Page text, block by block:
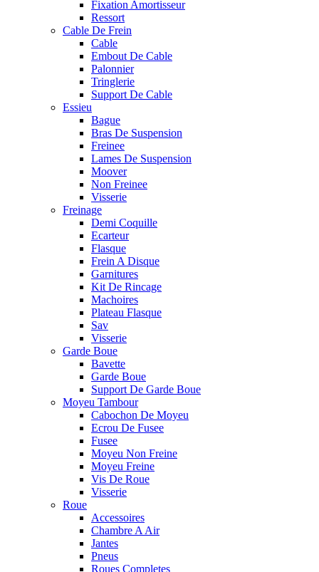
Fixation Amortisseur
Ressort
Cable De Frein
Cable
Embout De Cable
Palonnier
Tringlerie
Support De Cable
Essieu
Bague
Bras De Suspension
Freinee
Lames De Suspension
Moover
Non Freinee
Visserie
Freinage
Demi Coquille
Ecarteur
Flasque
Frein A Disque
Garnitures
Kit De Rincage
Machoires
Plateau Flasque
Sav
Visserie
Garde Boue
Bavette
Garde Boue
Support De Garde Boue
Moyeu Tambour
Cabochon De Moyeu
Ecrou De Fusee
Fusee
Moyeu Non Freine
Moyeu Freine
Vis De Roue
Visserie
Roue
Accessoires
Chambre A Air
Jantes
Pneus
Roues Completes